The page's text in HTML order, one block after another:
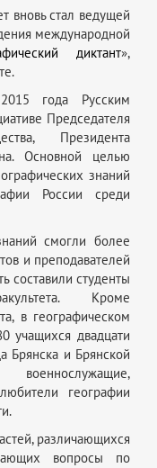
вновь стал ведущей
международной
диктант»,
года Русским
Председателя
Президента
Основной целью
знаний
России среди
смогли более
и преподавателей
составили студенты
Кроме
в географическом
учащихся двадцати
Брянска и Брянской
географии
различающихся
вопросы по